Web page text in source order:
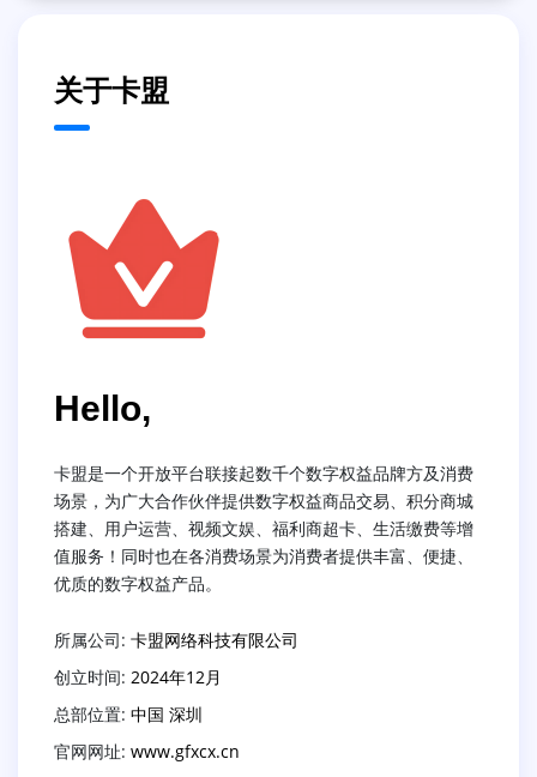
关于卡盟
Hello,
卡盟是一个开放平台联接起数千个数字权益品牌方及消费
场景，为广大合作伙伴提供数字权益商品交易、积分商城
搭建、用户运营、视频文娱、福利商超卡、生活缴费等增
值服务！同时也在各消费场景为消费者提供丰富、便捷、
优质的数字权益产品。
所属公司: 卡盟网络科技有限公司
创立时间: 2024年12月
总部位置: 中国 深圳
官网网址: www.gfxcx.cn